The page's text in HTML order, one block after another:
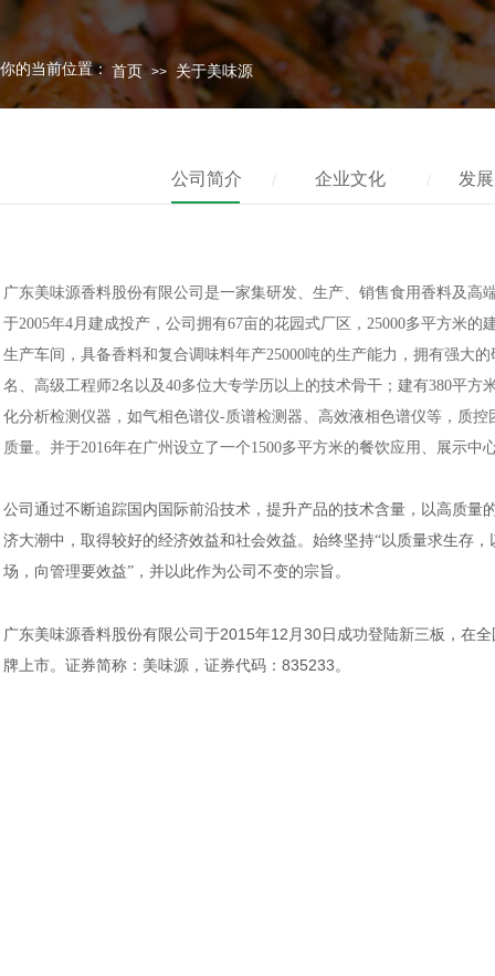
你的当前位置： 首页 >> 关于美味源
公司简介 企业文化 发
/ /
广东美味源香料股份有限公司是一家集研发、生产、销售食用香料及高
于2005年4月建成投产，公司拥有67亩的花园式厂区， 25000多平方米的
生产车间，具备香料和复合调味料年产25000吨的生产能力，拥有强大
名、高级工程师2名以及40多位大专学历以上的技术骨干；建有380平方
化分析检测仪器，如气相色谱仪-质谱检测器、高效液相色谱仪等，质控
质量。并于2016年在广州设立了一个1500多平方米的餐饮应用、展示中
公司通过不断追踪国内国际前沿技术，提升产品的技术含量，以高质量
济大潮中，取得较好的经济效益和社会效益。始终坚持“以质量求生存
场，向管理要效益”，并以此作为公司不变的宗旨。
广东美味源香料股份有限公司于2015年12月30日成功登陆新三板，在
牌上市。证券简称：美味源，证券代码：835233。